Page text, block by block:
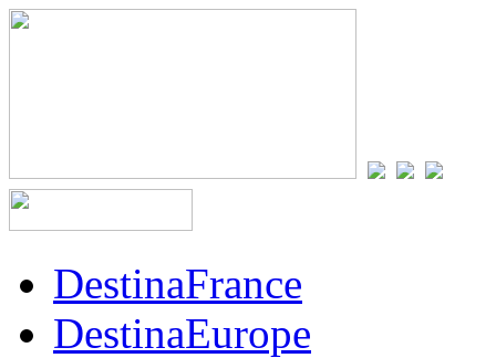
DestinaFrance
DestinaEurope